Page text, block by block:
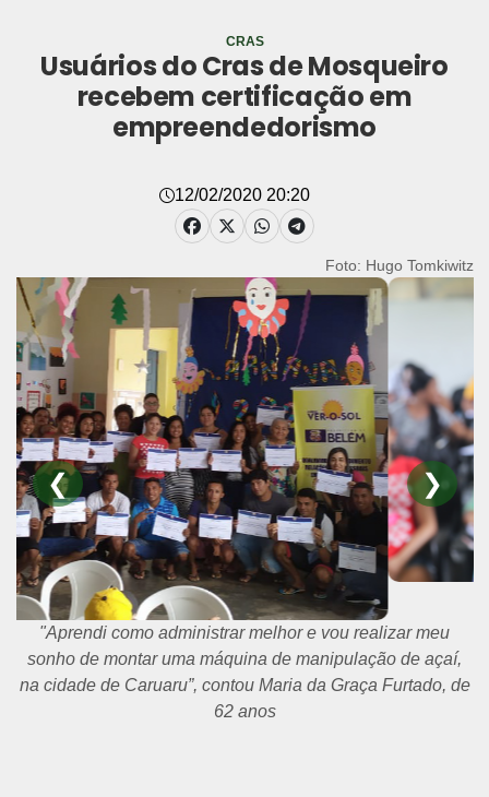
CRAS
Usuários do Cras de Mosqueiro
recebem certificação em
empreendedorismo
12/02/2020 20:20
Foto: Hugo Tomkiwitz
❮ ❯
"Aprendi como administrar melhor e vou realizar meu
sonho de montar uma máquina de manipulação de açaí,
na cidade de Caruaru”, contou Maria da Graça Furtado, de
62 anos